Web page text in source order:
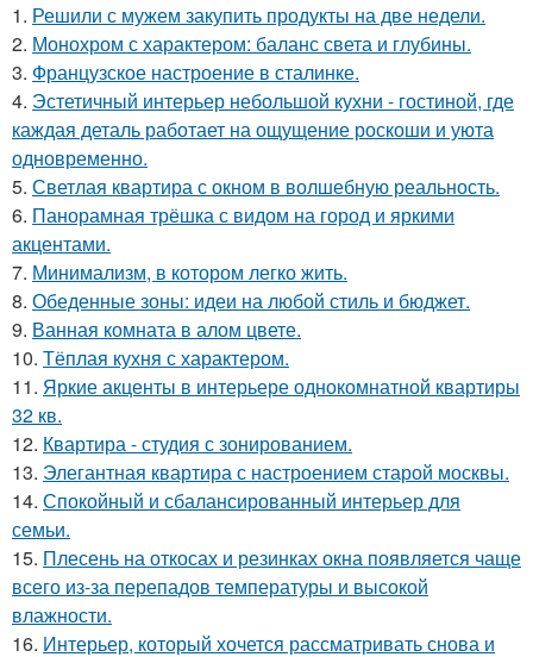
1. Решили с мужем закупить продукты на две недели.
2. Монохром с характером: баланс света и глубины.
3. Французское настроение в сталинке.
4. Эстетичный интерьер небольшой кухни - гостиной, где
каждая деталь работает на ощущение роскоши и уюта
одновременно.
5. Светлая квартира с окном в волшебную реальность.
6. Панорамная трёшка с видом на город и яркими
акцентами.
7. Минимализм, в котором легко жить.
8. Обеденные зоны: идеи на любой стиль и бюджет.
9. Ванная комната в алом цвете.
10. Тёплая кухня с характером.
11. Яркие акценты в интерьере однокомнатной квартиры
32 кв.
12. Квартира - студия с зонированием.
13. Элегантная квартира с настроением старой москвы.
14. Спокойный и сбалансированный интерьер для
семьи.
15. Плесень на откосах и резинках окна появляется чаще
всего из-за перепадов температуры и высокой
влажности.
16. Интерьер, который хочется рассматривать снова и